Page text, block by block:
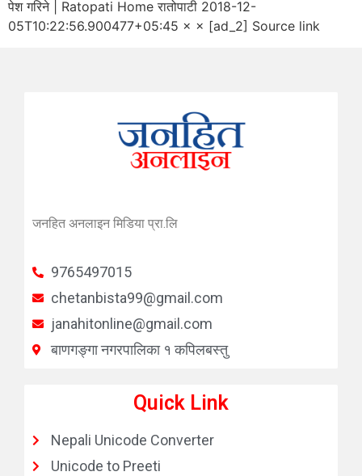
पेश गरिने | Ratopati Home रातोपाटी 2018-12-
05T10:22:56.900477+05:45 × × [ad_2] Source link
जनहित अनलाइन मिडिया प्रा.लि
9765497015
chetanbista99@gmail.com
janahitonline@gmail.com
बाणगङ्गा नगरपालिका १ कपिलबस्तु
Quick Link
Nepali Unicode Converter
Unicode to Preeti